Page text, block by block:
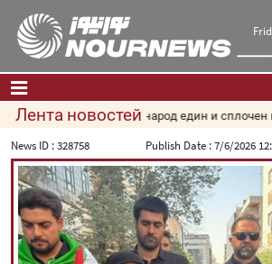
Главная|Контакты|О нас
Новости
Культура и общество
Экономика
Политика
Лента новостей
Пезешкиан: Иранский народ един и сплочен в
News ID :328758 Publish Date :7/6/2026